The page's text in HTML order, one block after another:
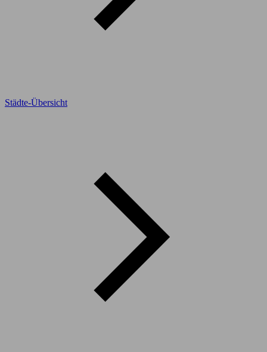
Städte-Übersicht